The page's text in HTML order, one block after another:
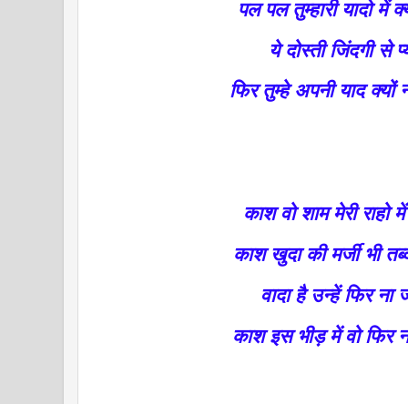
पल पल तुम्हारी यादो में
ये दोस्ती जिंदगी से
फिर तुम्हे अपनी याद क्यों
काश वो शाम मेरी
काश खुदा की मर्जी भी
वादा है उन्हें फिर ना
काश इस भीड़ में वो